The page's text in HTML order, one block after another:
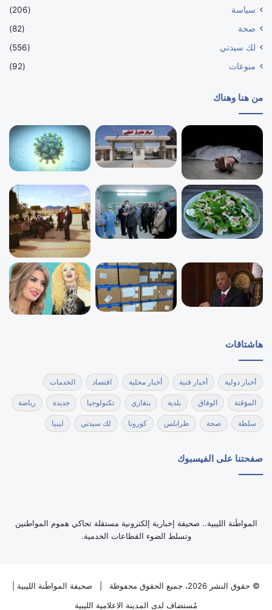
سياسة
(206)
صحة
(82)
لك سيدتي
(556)
منوعات
(92)
من هنا وهناك
هاشتاقات
أخبار دولية أخبار فنية أخبار محلية اقتصاد الخدمات
المؤقتة الوفاق بلدية بنغازي تكنولوجيا جديدة رياضة
سلطة صحة طرابلس كورونا لك سيدتي ليبيا
صفحتنا على الفيسبوك
‏المواطَنة الليبية.. صحيفة إخبارية إلكترونية مستقلة تحاكي هموم المواطنين
وتسلط الضوء القطاعات الخدمية.
© حقوق النشر 2026، جميع الحقوق محفوظة | صحيفة المواطَنة الليبية
مُستضاف لدى المدينة الاعلامية الليبية